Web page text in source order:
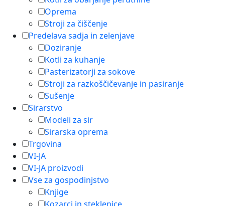
Oprema
Stroji za čiščenje
Predelava sadja in zelenjave
Doziranje
Kotli za kuhanje
Pasterizatorji za sokove
Stroji za razkoščičevanje in pasiranje
Sušenje
Sirarstvo
Modeli za sir
Sirarska oprema
Trgovina
VI-JA
VI-JA proizvodi
Vse za gospodinjstvo
Knjige